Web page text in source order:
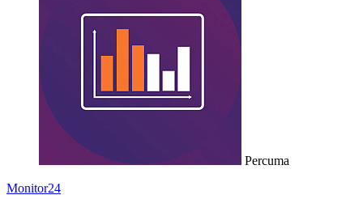
Percuma
Monitor24